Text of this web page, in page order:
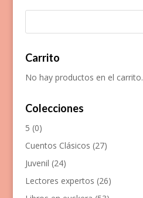
Carrito
No hay productos en el carrito.
Colecciones
5 (0)
Cuentos Clásicos (27)
Juvenil (24)
Lectores expertos (26)